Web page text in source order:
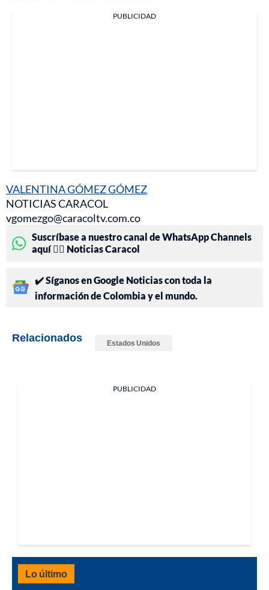
PUBLICIDAD
VALENTINA GÓMEZ GÓMEZ
NOTICIAS CARACOL
vgomezgo@caracoltv.com.co
Suscríbase a nuestro canal de WhatsApp Channels
aquí 👉🏻 Noticias Caracol
✔️ Síganos en Google Noticias con toda la
información de Colombia y el mundo.
Relacionados Estados Unidos
PUBLICIDAD
Lo último